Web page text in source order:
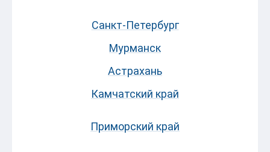
Санкт-Петербург
Мурманск
Астрахань
Камчатский край
Приморский край